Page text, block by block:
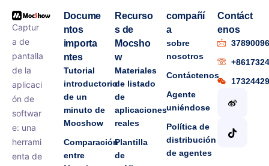
Captur
a de
pantalla
de la
aplicaci
ón de
softwar
e: una
herrami
enta de
Docume
ntos
importa
ntes
Tutorial
introductorio
de un
minuto de
Mocshow
Comparación
entre
Recurso
s de
Mocsho
w
Materiales
de listado
de
aplicaciones
reales
Plantilla
de
compañí
a
sobre
nosotros
Contáctenos
Agente
uniéndose
Política de
distribución
de agentes
Contáct
enos